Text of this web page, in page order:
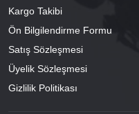
Kargo Takibi
Ön Bilgilendirme Formu
Satış Sözleşmesi
Üyelik Sözleşmesi
Gizlilik Politikası